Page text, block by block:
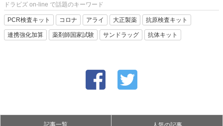
ドラビズ on-line で話題のキーワード
PCR検査キット コロナ アライ 大正製薬 抗原検査キット
連携強化加算 薬剤師国家試験 サンドラッグ 抗体キット
記事一覧